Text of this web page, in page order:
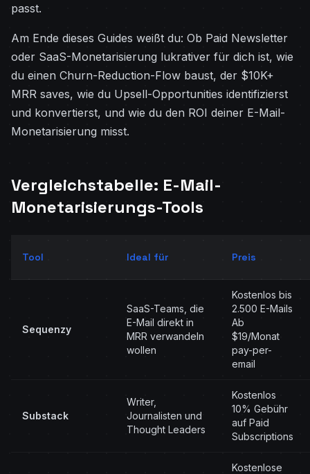
passt.
Am Ende dieses Guides weißt du: Ob Paid Newsletter
oder SaaS-Monetarisierung lukrativer für dich ist, wie
du einen Churn-Reduction-Flow baust, der $10K+
MRR saves, wie du Upsell-Opportunities identifizierst
und konvertierst, und wie du den ROI deiner E-Mail-
Monetarisierung misst.
Vergleichstabelle: E-Mail-
Monetarisierungs-Tools
Tool Ideal für Preis
Sequenzy
SaaS-Teams, die
E-Mail direkt in
MRR verwandeln
wollen
Kostenlos bis
2.500 E-Mails
Ab
$19/Monat
pay-per-
email
Substack
Writer,
Journalisten und
Thought Leaders
Kostenlos
10% Gebühr
auf Paid
Subscriptions
Kostenlose